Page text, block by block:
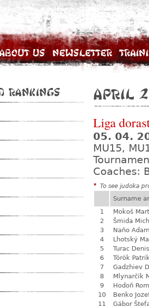
Us Newsletter
Rankings April
Liga
05. 04.
MU15,
Coaches:
* To see judoka
Surname
1
Mokoš
2
Šmida
3
Naňo
4
Lhotský
5
Turac Denis
6
Török
7
Gadzhiev
8
Mlynarčík
9
Hodoň
10
Benko
11
Gábor